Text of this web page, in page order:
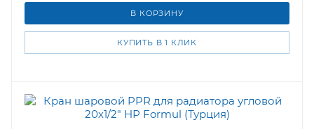
В КОРЗИНУ
КУПИТЬ В 1 КЛИК